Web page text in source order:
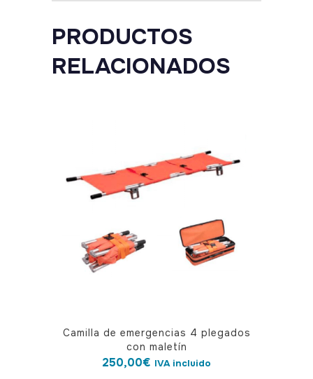
PRODUCTOS
RELACIONADOS
Camilla de emergencias 4 plegados
con maletín
250,00€ IVA incluido